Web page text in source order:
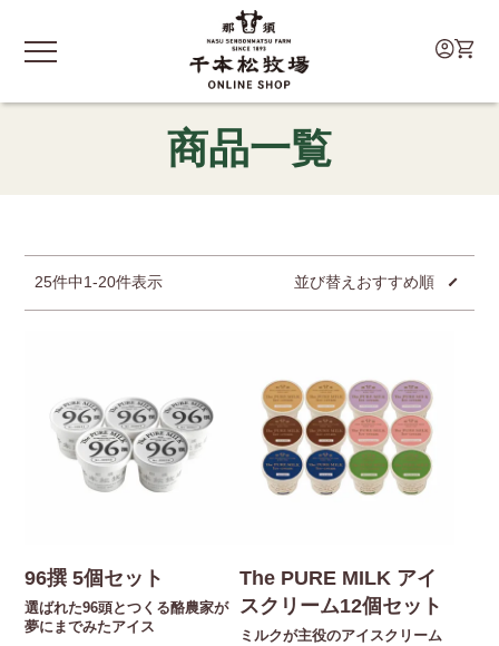
商品一覧
25件中1-20件表示 並び替え おすすめ順
96撰 5個セット
選ばれた96頭とつくる酪農家が
夢にまでみたアイス
The PURE MILK アイ
スクリーム12個セット
ミルクが主役のアイスクリーム